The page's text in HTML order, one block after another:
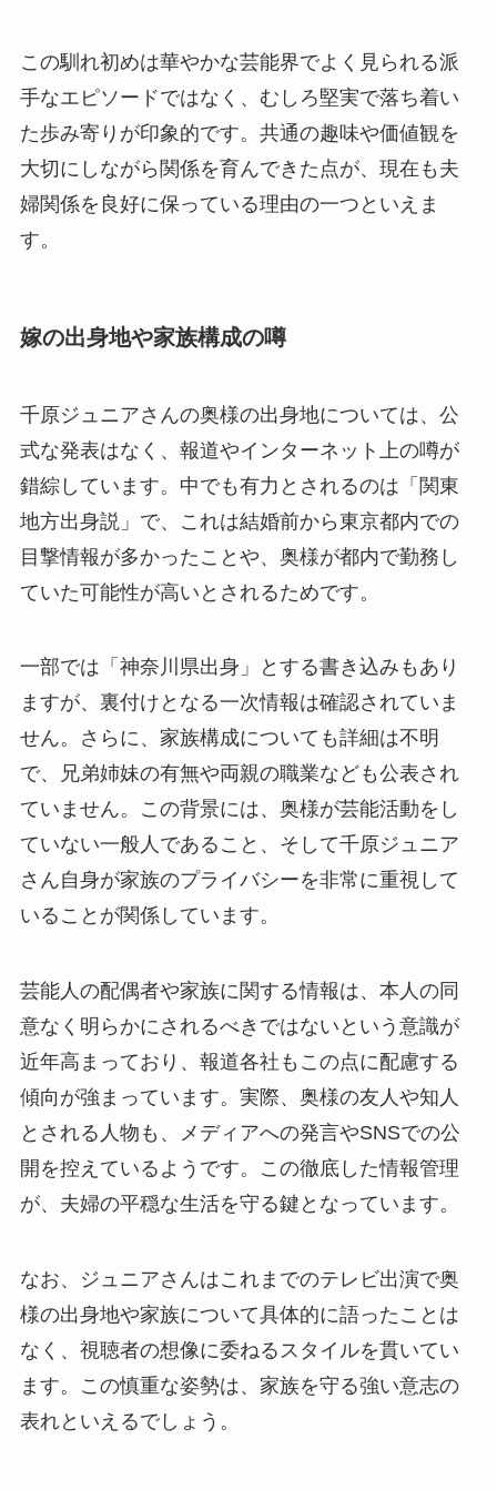
この馴れ初めは華やかな芸能界でよく見られる派
手なエピソードではなく、むしろ堅実で落ち着い
た歩み寄りが印象的です。共通の趣味や価値観を
大切にしながら関係を育んできた点が、現在も夫
婦関係を良好に保っている理由の一つといえま
す。
嫁の出身地や家族構成の噂
千原ジュニアさんの奥様の出身地については、公
式な発表はなく、報道やインターネット上の噂が
錯綜しています。中でも有力とされるのは「関東
地方出身説」で、これは結婚前から東京都内での
目撃情報が多かったことや、奥様が都内で勤務し
ていた可能性が高いとされるためです。
一部では「神奈川県出身」とする書き込みもあり
ますが、裏付けとなる一次情報は確認されていま
せん。さらに、家族構成についても詳細は不明
で、兄弟姉妹の有無や両親の職業なども公表され
ていません。この背景には、奥様が芸能活動をし
ていない一般人であること、そして千原ジュニア
さん自身が家族のプライバシーを非常に重視して
いることが関係しています。
芸能人の配偶者や家族に関する情報は、本人の同
意なく明らかにされるべきではないという意識が
近年高まっており、報道各社もこの点に配慮する
傾向が強まっています。実際、奥様の友人や知人
とされる人物も、メディアへの発言やSNSでの公
開を控えているようです。この徹底した情報管理
が、夫婦の平穏な生活を守る鍵となっています。
なお、ジュニアさんはこれまでのテレビ出演で奥
様の出身地や家族について具体的に語ったことは
なく、視聴者の想像に委ねるスタイルを貫いてい
ます。この慎重な姿勢は、家族を守る強い意志の
表れといえるでしょう。